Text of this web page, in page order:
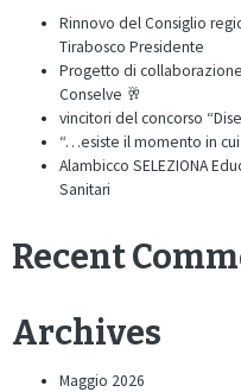
Rinnovo del Consiglio
Tirabosco Presidente
Progetto di
Conselve 🥂
vincitori del concorso
“…esiste il momento in
Alambicco SELEZIONA
Sanitari
Recent
Archives
Maggio 2026